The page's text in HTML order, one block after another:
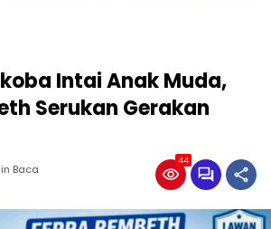
Intai Anak Muda,
Serukan Gerakan
Baca
44